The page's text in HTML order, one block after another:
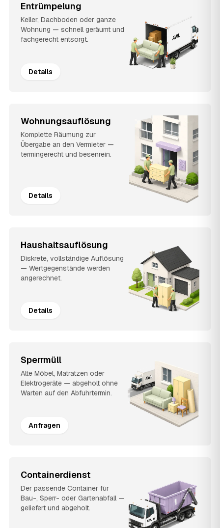
Entrümpelung
Keller, Dachboden oder ganze
Wohnung — schnell geräumt und
fachgerecht entsorgt.
Details
Wohnungsauflösung
Komplette Räumung zur
Übergabe an den Vermieter —
termingerecht und besenrein.
Details
Haushaltsauflösung
Diskrete, vollständige Auflösung
— Wertgegenstände werden
angerechnet.
Details
Sperrmüll
Alte Möbel, Matratzen oder
Elektrogeräte — abgeholt ohne
Warten auf den Abfuhrtermin.
Anfragen
Containerdienst
Der passende Container für
Bau-, Sperr- oder Gartenabfall —
geliefert und abgeholt.